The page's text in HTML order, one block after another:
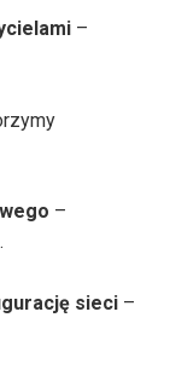
–
–
sieci –